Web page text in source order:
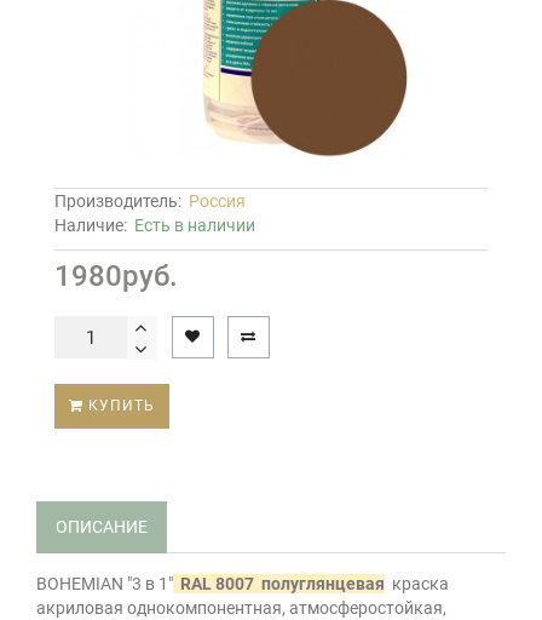
Производитель: Россия
Наличие: Есть в наличии
1980руб.
КУПИТЬ
ОПИСАНИЕ
BOHEMIAN "3 в 1" RAL 8007 полуглянцевая краска
акриловая однокомпонентная, атмосферостойкая,